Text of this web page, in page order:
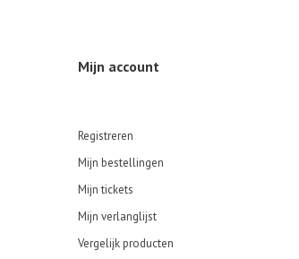
Mijn account
Registreren
Mijn bestellingen
Mijn tickets
Mijn verlanglijst
Vergelijk producten